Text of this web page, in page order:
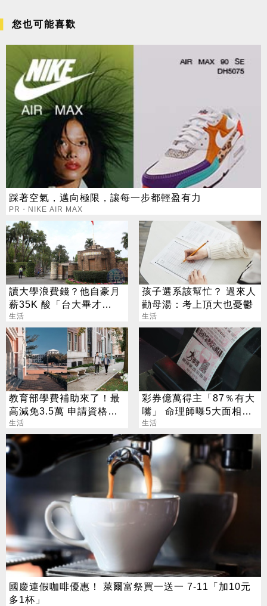
您也可能喜歡
踩著空氣，邁向極限，讓每一步都輕盈有力
PR・NIKE AIR MAX
讀大學浪費錢？他自豪月
薪35K 酸「台大畢才
31K」笑死
生活
孩子選系該幫忙？ 過來人
勸母湯：考上頂大也憂鬱
生活
教育部學費補助來了！最
高減免3.5萬 申請資格一
次看
生活
彩券億萬得主「87％有大
嘴」 命理師曝5大面相：
看1部位就知
生活
國慶連假咖啡優惠！ 萊爾富祭買一送一 7-11「加10元
多1杯」